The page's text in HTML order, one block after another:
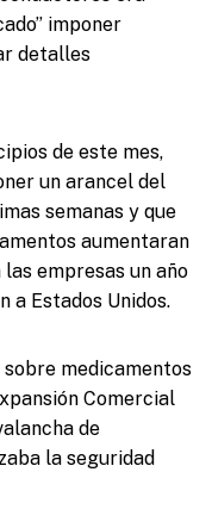
imponer
detalles
de este mes,
un arancel del
semanas y que
aumentaran
empresas un año
a Estados Unidos.
medicamentos
Comercial
de
la seguridad